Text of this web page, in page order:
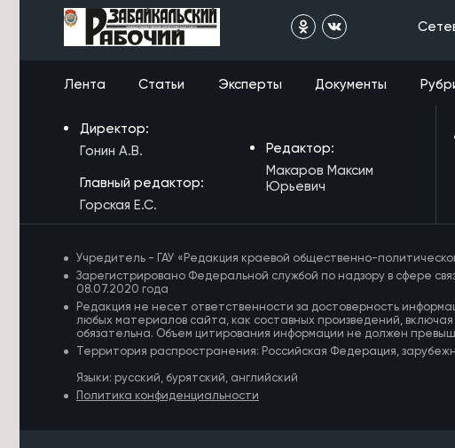
6/08/2026 в 15:09
Река Борзя поднялась на 130
6/08/2026 в 14:51
Чите облагородили благодаря
гранту
6/08/2026 в 14:25
Школы и колледжи Агинского
Бурятского округа готовы к началу
6/08/2026 в 14:03
Новый 24-метровый мост построят
через реку Карповка в Забайкалье
6/08/2026 в 13:41
Забайкалка ушла за грибами с базы
отдыха и заблудилась в лесу
6/08/2026 в 13:39
Лента Статьи Эксперты Документы
Директор:
Гонин А.В.
Главный редактор:
Горская Е.С.
Редактор:
Макаров Максим
Юрьевич
Учредитель - ГАУ «Редакция краевой общественно-
Зарегистрировано Федеральной службой по надзору в сфере
08.07.2020 года
Редакция не несет ответственности за достоверность
любых материалов сайта, как составных произведений,
обязательна. Объем цитирования информации не должен
Территория распространения: Российская Федерация,
Языки: русский, бурятский, английский
Политика конфиденциальности